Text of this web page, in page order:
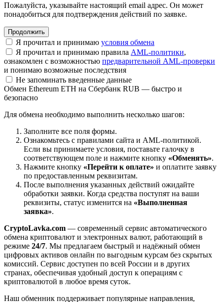
Пожалуйста, указывайте настоящий email адрес. Он может
понадобиться для подтверждения действий по заявке.
Я прочитал и принимаю условия обмена
Я прочитал и принимаю правила AML-политики,
ознакомлен с возможностью предварительной AML-проверки
и понимаю возможные последствия
Не запоминать введенные данные
Обмен Ethereum ETH на Сбербанк RUB — быстро и
безопасно
Для обмена необходимо выполнить несколько шагов:
Заполните все поля формы.
Ознакомьтесь с правилами сайта и AML-политикой.
Если вы принимаете условия, поставьте галочку в
соответствующем поле и нажмите кнопку «Обменять».
Нажмите кнопку «Перейти к оплате» и оплатите заявку
по предоставленным реквизитам.
После выполнения указанных действий ожидайте
обработки заявки. Когда средства поступят на ваши
реквизиты, статус изменится на «Выполненная
заявка».
CryptoLavka.com — современный сервис автоматического
обмена криптовалют и электронных валют, работающий в
режиме 24/7. Мы предлагаем быстрый и надёжный обмен
цифровых активов онлайн по выгодным курсам без скрытых
комиссий. Сервис доступен по всей России и в других
странах, обеспечивая удобный доступ к операциям с
криптовалютой в любое время суток.
Наш обменник поддерживает популярные направления,